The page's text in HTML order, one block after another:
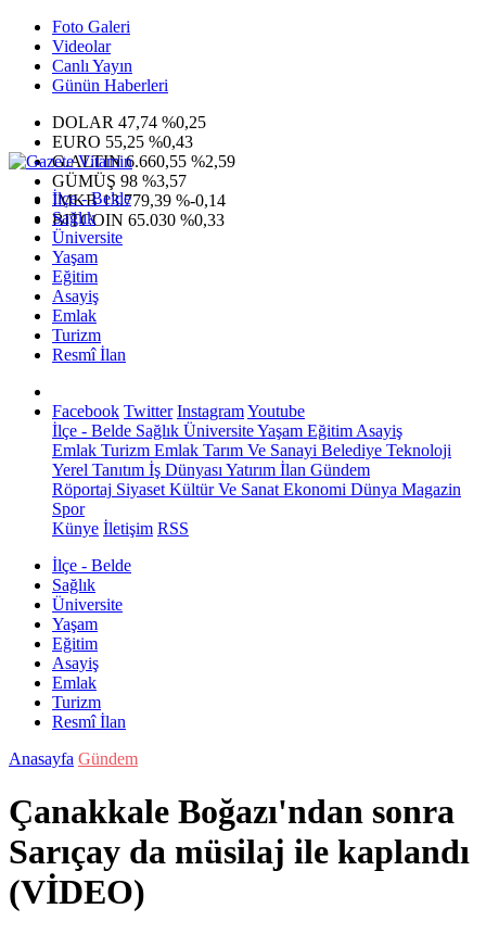
Foto Galeri
Videolar
Canlı Yayın
Günün Haberleri
DOLAR 47,74 %0,25
EURO 55,25 %0,43
G.ALTIN6.660,55 %2,59
GÜMÜŞ 98 %3,57
IMKB13.779,39 %-0,14
BITCOIN 65.030 %0,33
İlçe - Belde
Sağlık
Üniversite
Yaşam
Eğitim
Asayiş
Emlak
Turizm
Resmî İlan
Facebook Twitter InstagramYoutube
İlçe - Belde Sağlık ÜniversiteYaşam Eğitim Asayiş
Emlak Turizm Emlak Tarım Ve Sanayi Belediye Teknoloji
Yerel Tanıtım İş Dünyası Yatırım İlan Gündem
Röportaj Siyaset Kültür Ve Sanat Ekonomi Dünya Magazin
Spor
Künye İletişim RSS
İlçe - Belde
Sağlık
Üniversite
Yaşam
Eğitim
Asayiş
Emlak
Turizm
Resmî İlan
Anasayfa Gündem
Çanakkale Boğazı'ndan sonra
Sarıçay da müsilaj ile kaplandı
(VİDEO)